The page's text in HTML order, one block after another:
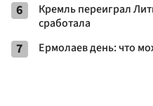
6
Кремль переиграл
сработала
7 Ермолаев день: что